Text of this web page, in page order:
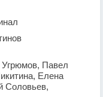
Угрюмов, Павел
Елена
Соловьев,